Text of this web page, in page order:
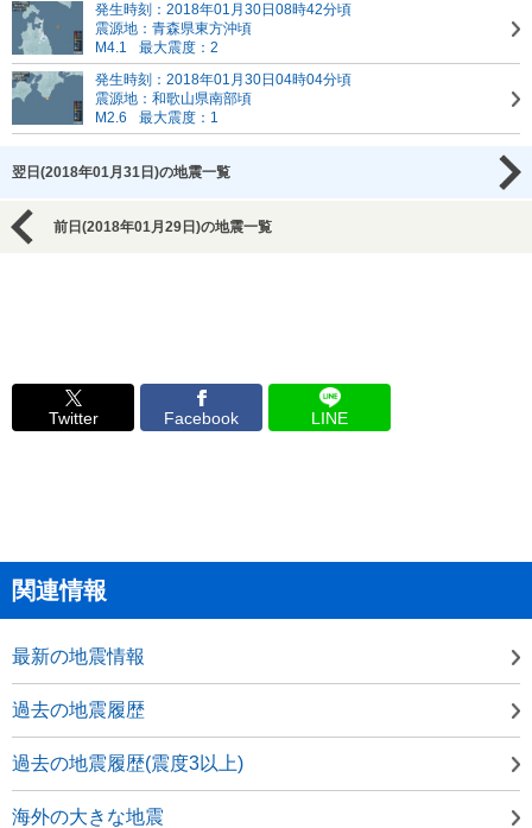
発生時刻：2018年01月30日08時42分頃
震源地：青森県東方沖頃
M4.1
最大震度：2
発生時刻：2018年01月30日04時04分頃
震源地：和歌山県南部頃
M2.6
最大震度：1
翌日(2018年01月31日)の地震一覧
前日(2018年01月29日)の地震一覧
Twitter Facebook LINE
関連情報
最新の地震情報
過去の地震履歴
過去の地震履歴(震度3以上)
海外の大きな地震